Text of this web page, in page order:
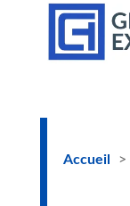
Accueil